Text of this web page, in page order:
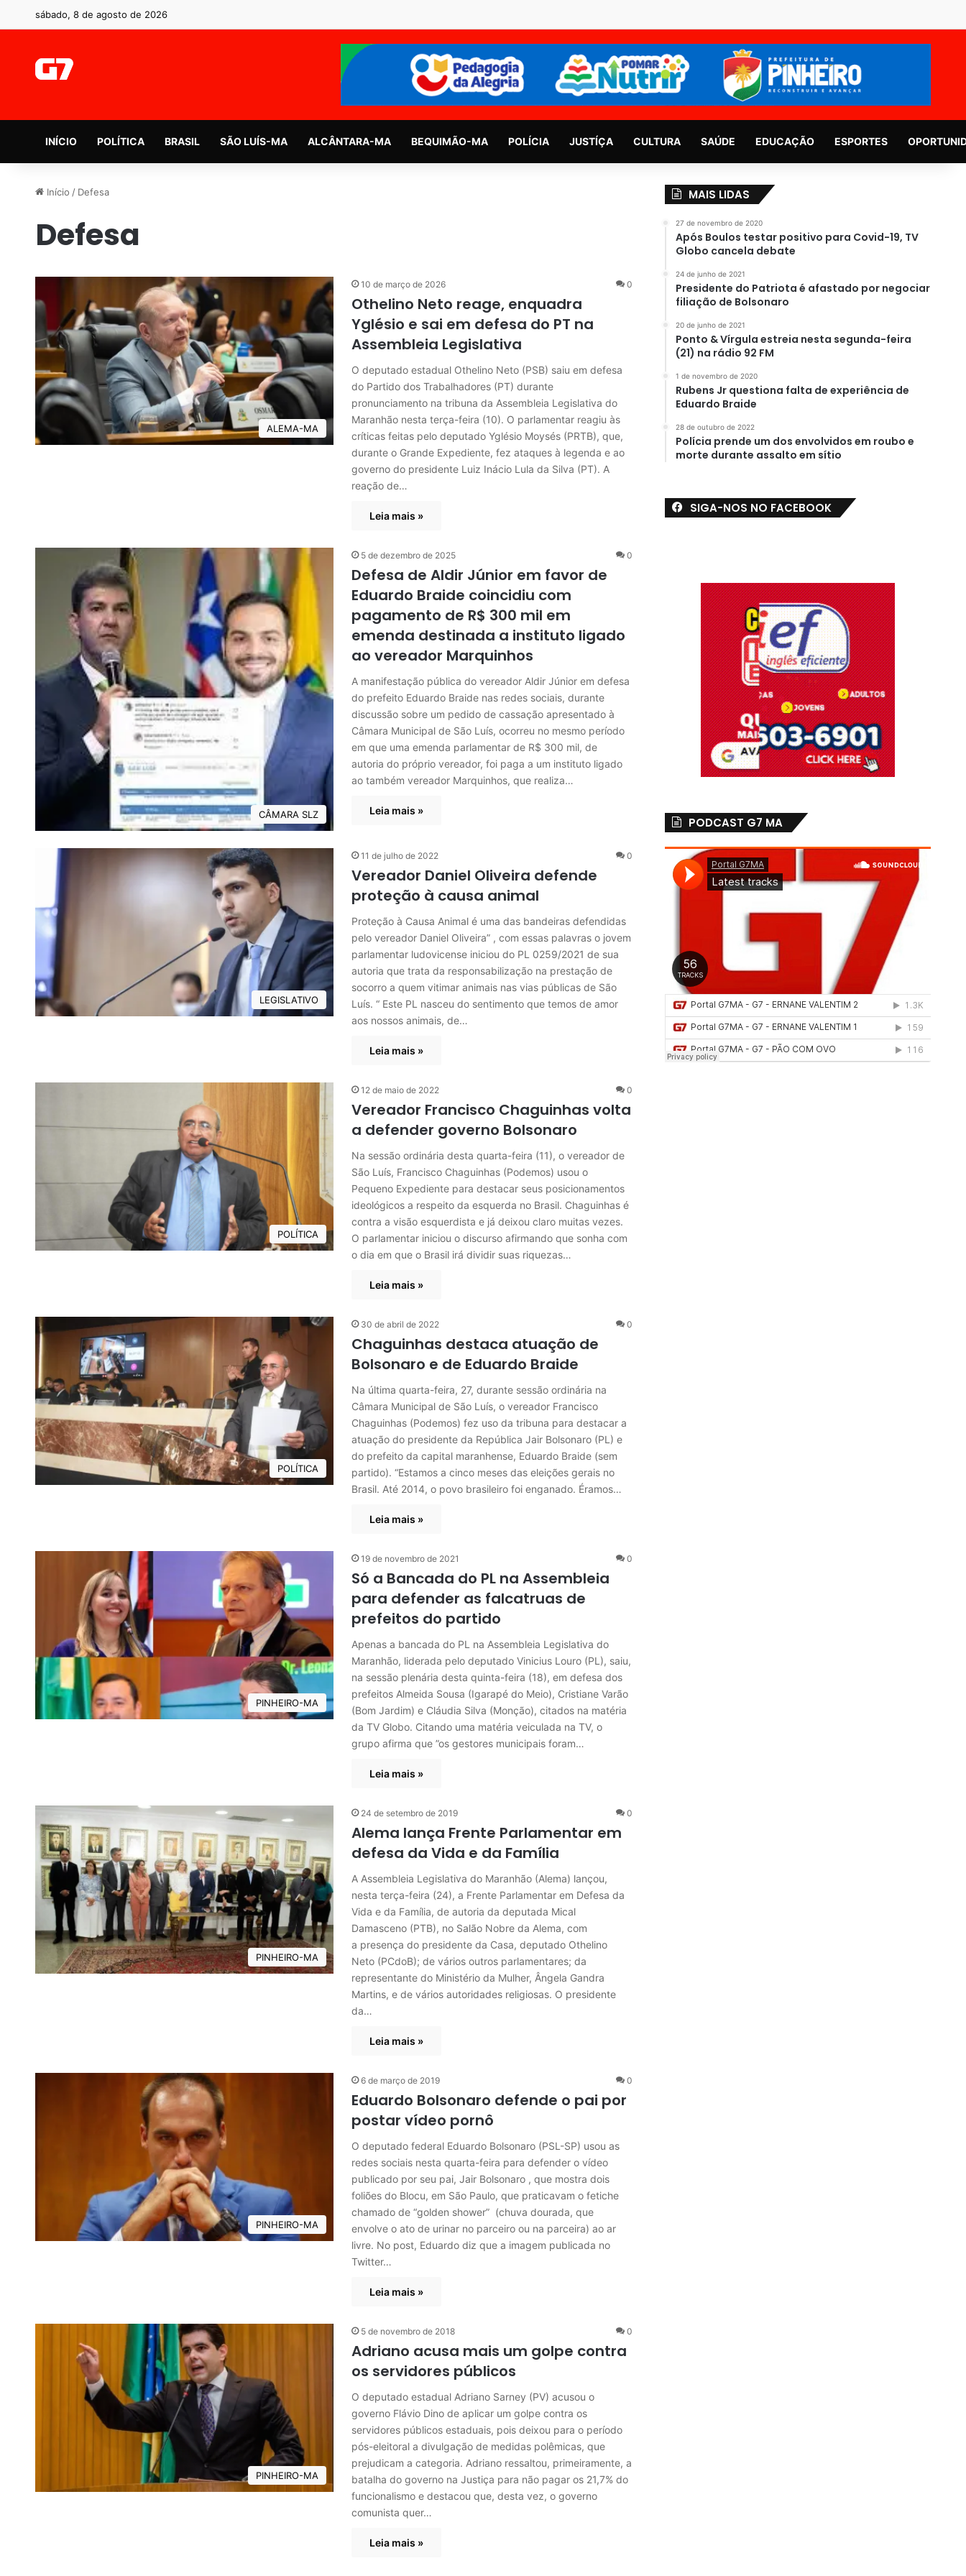
sábado, 8 de agosto de 2026
INÍCIO POLÍTICA BRASIL SÃO LUÍS-MA ALCÂNTARA-MA BEQUIMÃO-MA POLÍCIA JUSTÍÇA CULTURA SAÚDE EDUCAÇÃO ESPORTES
Início / Defesa
Defesa
ALEMA-MA
10 de março de 2026 0
Othelino Neto reage, enquadra
Yglésio e sai em defesa do PT na
Assembleia Legislativa
O deputado estadual Othelino Neto (PSB) saiu em defesa
do Partido dos Trabalhadores (PT) durante
pronunciamento na tribuna da Assembleia Legislativa do
Maranhão nesta terça-feira (10). O parlamentar reagiu às
críticas feitas pelo deputado Yglésio Moysés (PRTB), que,
durante o Grande Expediente, fez ataques à legenda e ao
governo do presidente Luiz Inácio Lula da Silva (PT). A
reação de…
Leia mais »
CÂMARA SLZ
5 de dezembro de 2025 0
Defesa de Aldir Júnior em favor de
Eduardo Braide coincidiu com
pagamento de R$ 300 mil em
emenda destinada a instituto ligado
ao vereador Marquinhos
A manifestação pública do vereador Aldir Júnior em defesa
do prefeito Eduardo Braide nas redes sociais, durante
discussão sobre um pedido de cassação apresentado à
Câmara Municipal de São Luís, ocorreu no mesmo período
em que uma emenda parlamentar de R$ 300 mil, de
autoria do próprio vereador, foi paga a um instituto ligado
ao também vereador Marquinhos, que realiza…
Leia mais »
LEGISLATIVO
11 de julho de 2022 0
Vereador Daniel Oliveira defende
proteção à causa animal
Proteção à Causa Animal é uma das bandeiras defendidas
pelo vereador Daniel Oliveira” , com essas palavras o jovem
parlamentar ludovicense iniciou do PL 0259/2021 de sua
autoria que trata da responsabilização na prestação de
socorro a quem vitimar animais nas vias públicas de São
Luís. “ Este PL nasceu do sentimento que temos de amor
aos nossos animais, de…
Leia mais »
POLÍTICA
12 de maio de 2022 0
Vereador Francisco Chaguinhas volta
a defender governo Bolsonaro
Na sessão ordinária desta quarta-feira (11), o vereador de
São Luís, Francisco Chaguinhas (Podemos) usou o
Pequeno Expediente para destacar seus posicionamentos
ideológicos a respeito da esquerda no Brasil. Chaguinhas é
contra a visão esquerdista e já deixou claro muitas vezes.
O parlamentar iniciou o discurso afirmando que sonha com
o dia em que o Brasil irá dividir suas riquezas…
Leia mais »
POLÍTICA
30 de abril de 2022 0
Chaguinhas destaca atuação de
Bolsonaro e de Eduardo Braide
Na última quarta-feira, 27, durante sessão ordinária na
Câmara Municipal de São Luís, o vereador Francisco
Chaguinhas (Podemos) fez uso da tribuna para destacar a
atuação do presidente da República Jair Bolsonaro (PL) e
do prefeito da capital maranhense, Eduardo Braide (sem
partido). “Estamos a cinco meses das eleições gerais no
Brasil. Até 2014, o povo brasileiro foi enganado. Éramos…
Leia mais »
PINHEIRO-MA
19 de novembro de 2021 0
Só a Bancada do PL na Assembleia
para defender as falcatruas de
prefeitos do partido
Apenas a bancada do PL na Assembleia Legislativa do
Maranhão, liderada pelo deputado Vinicius Louro (PL), saiu,
na sessão plenária desta quinta-feira (18), em defesa dos
prefeitos Almeida Sousa (Igarapé do Meio), Cristiane Varão
(Bom Jardim) e Cláudia Silva (Monção), citados na matéria
da TV Globo. Citando uma matéria veiculada na TV, o
grupo afirma que ”os gestores municipais foram…
Leia mais »
PINHEIRO-MA
24 de setembro de 2019 0
Alema lança Frente Parlamentar em
defesa da Vida e da Família
A Assembleia Legislativa do Maranhão (Alema) lançou,
nesta terça-feira (24), a Frente Parlamentar em Defesa da
Vida e da Família, de autoria da deputada Mical
Damasceno (PTB), no Salão Nobre da Alema, com
a presença do presidente da Casa, deputado Othelino
Neto (PCdoB); de vários outros parlamentares; da
representante do Ministério da Mulher, Ângela Gandra
Martins, e de vários autoridades religiosas. O presidente
da…
Leia mais »
PINHEIRO-MA
6 de março de 2019 0
Eduardo Bolsonaro defende o pai por
postar vídeo pornô
O deputado federal Eduardo Bolsonaro (PSL-SP) usou as
redes sociais nesta quarta-feira para defender o vídeo
publicado por seu pai, Jair Bolsonaro , que mostra dois
foliões do Blocu, em São Paulo, que praticavam o fetiche
chamado de “golden shower” (chuva dourada, que
envolve o ato de urinar no parceiro ou na parceira) ao ar
livre. No post, Eduardo diz que a imagem publicada no
Twitter…
Leia mais »
PINHEIRO-MA
5 de novembro de 2018 0
Adriano acusa mais um golpe contra
os servidores públicos
O deputado estadual Adriano Sarney (PV) acusou o
governo Flávio Dino de aplicar um golpe contra os
servidores públicos estaduais, pois deixou para o período
pós-eleitoral a divulgação de medidas polêmicas, que
prejudicam a categoria. Adriano ressaltou, primeiramente, a
batalha do governo na Justiça para não pagar os 21,7% do
funcionalismo e destacou que, desta vez, o governo
comunista quer…
Leia mais »
MAIS LIDAS
27 de novembro de 2020
Após Boulos testar positivo para Covid-19, TV
Globo cancela debate
24 de junho de 2021
Presidente do Patriota é afastado por negociar
filiação de Bolsonaro
20 de junho de 2021
Ponto & Vírgula estreia nesta segunda-feira
(21) na rádio 92 FM
1 de novembro de 2020
Rubens Jr questiona falta de experiência de
Eduardo Braide
28 de outubro de 2022
Polícia prende um dos envolvidos em roubo e
morte durante assalto em sítio
SIGA-NOS NO FACEBOOK
PODCAST G7 MA